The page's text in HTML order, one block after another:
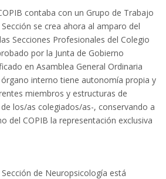
contaba con un Grupo de Trabajo
se crea ahora al amparo del
Secciones Profesionales del Colegio
por la Junta de Gobierno
en Asamblea General Ordinaria
interno tiene autonomía propia y
miembros y estructuras de
los/as colegiados/as-, conservando a
del COPIB la representación exclusiva
de Neuropsicología está